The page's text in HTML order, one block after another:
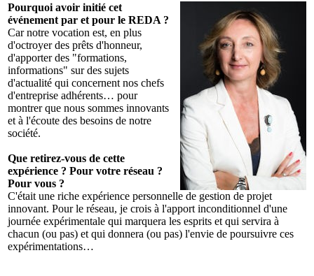
Pourquoi avoir initié cet
événement par et pour le REDA ?
Car notre vocation est, en plus
d'octroyer des prêts d'honneur,
d'apporter des "formations,
informations" sur des sujets
d'actualité qui concernent nos chefs
d'entreprise adhérents… pour
montrer que nous sommes innovants
et à l'écoute des besoins de notre
société.
Que retirez-vous de cette
expérience ? Pour votre réseau ?
Pour vous ?
C'était une riche expérience personnelle de gestion de projet
innovant. Pour le réseau, je crois à l'apport inconditionnel d'une
journée expérimentale qui marquera les esprits et qui servira à
chacun (ou pas) et qui donnera (ou pas) l'envie de poursuivre ces
expérimentations…